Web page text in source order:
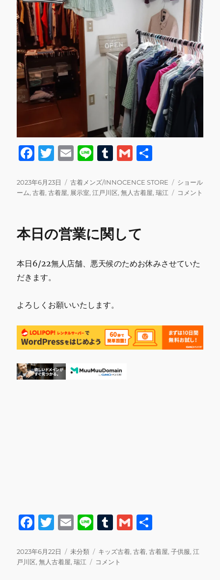
F
c
e
o
k
T
it
te
E
ai
l
Li
e
T
m
bl
G
ai
l
投
稿
2023年6月23日
カ
テ
古着メンズ/INNOCENCE STORE
タ
グ
ショール
ーム,古着,古着屋, 展示室,江戸川区,無人古着屋,瑞江
本
示
に
コメント
本日の営業に関して
本日6/22無人店舗、悪天候のためお休みさせていた
だきます。
よろしくお願いいたします。
F
c
e
T
it
te
E
ai
l
Li
e
T
m
bl
G
ai
投
稿
2023年6月22日
カ
テ
未分類
タ
グ
キッズ古着,古着,古着屋,子供服,江
戸川区,無人古着屋,瑞江
本
コメント